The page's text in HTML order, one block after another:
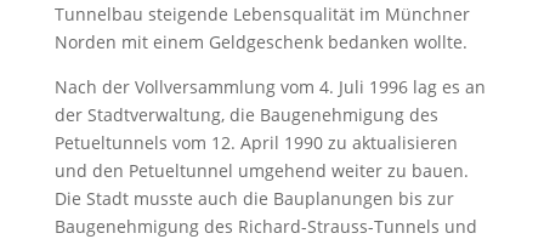
Tunnelbau steigende Lebensqualität im Münchner
Norden mit einem Geldgeschenk bedanken wollte.
Nach der Vollversammlung vom 4. Juli 1996 lag es an
der Stadtverwaltung, die Baugenehmigung des
Petueltunnels vom 12. April 1990 zu aktualisieren
und den Petueltunnel umgehend weiter zu bauen.
Die Stadt musste auch die Bauplanungen bis zur
Baugenehmigung des Richard-Strauss-Tunnels und